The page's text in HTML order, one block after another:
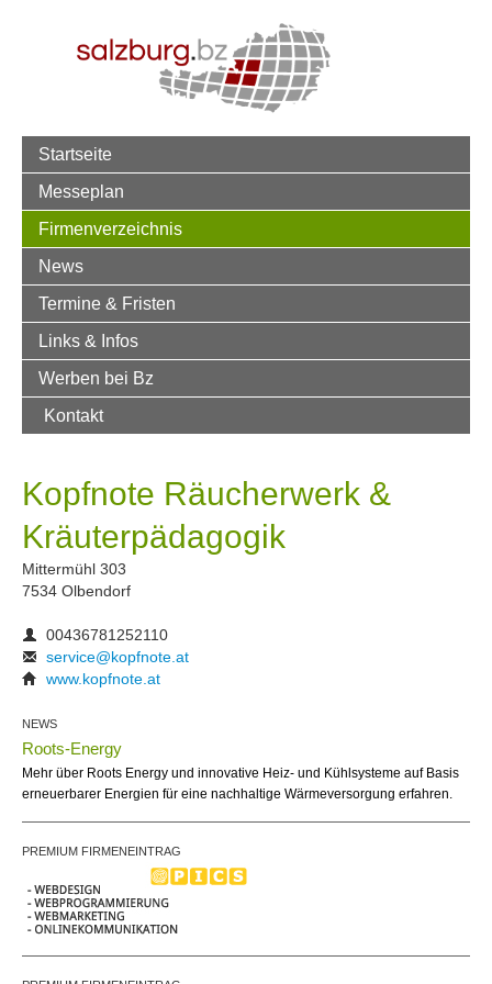
Startseite
Messeplan
Firmenverzeichnis
News
Termine & Fristen
Links & Infos
Werben bei Bz
Kontakt
Kopfnote Räucherwerk &
Kräuterpädagogik
Mittermühl 303
7534 Olbendorf
00436781252110
service@kopfnote.at
www.kopfnote.at
NEWS
Roots-Energy
Mehr über Roots Energy und innovative Heiz- und Kühlsysteme auf Basis
erneuerbarer Energien für eine nachhaltige Wärmeversorgung erfahren.
PREMIUM FIRMENEINTRAG